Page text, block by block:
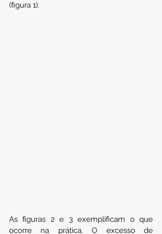
(figura 1).
As figuras 2 e 3 exemplificam o que
ocorre na prática. O excesso de